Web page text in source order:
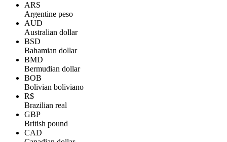
ARS
Argentine peso
AUD
Australian dollar
BSD
Bahamian dollar
BMD
Bermudian dollar
BOB
Bolivian boliviano
R$
Brazilian real
GBP
British pound
CAD